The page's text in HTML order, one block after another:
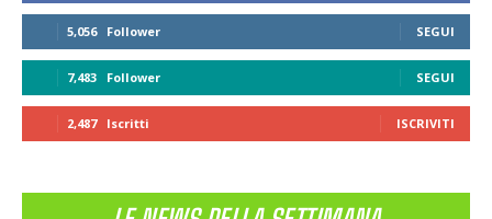
5,056 Follower SEGUI
7,483 Follower SEGUI
2,487 Iscritti ISCRIVITI